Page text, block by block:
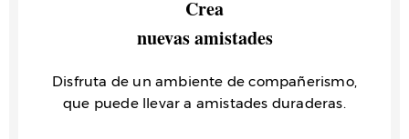
Crea
nuevas amistades
Disfruta de un ambiente de compañerismo,
que puede llevar a amistades duraderas.